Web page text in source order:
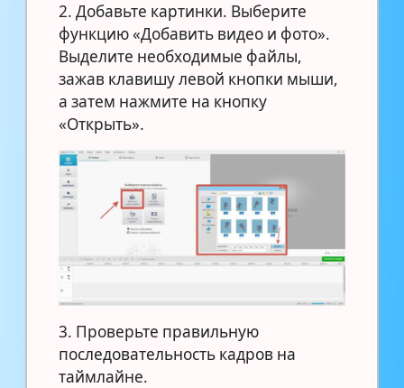
2. Добавьте картинки. Выберите
функцию «Добавить видео и фото».
Выделите необходимые файлы,
зажав клавишу левой кнопки мыши,
а затем нажмите на кнопку
«Открыть».
3. Проверьте правильную
последовательность кадров на
таймлайне.